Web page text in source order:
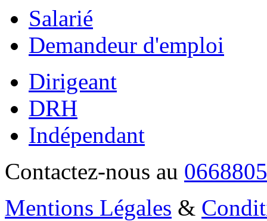
Salarié
Demandeur d'emploi
Dirigeant
DRH
Indépendant
Contactez-nous au
Mentions Légales &